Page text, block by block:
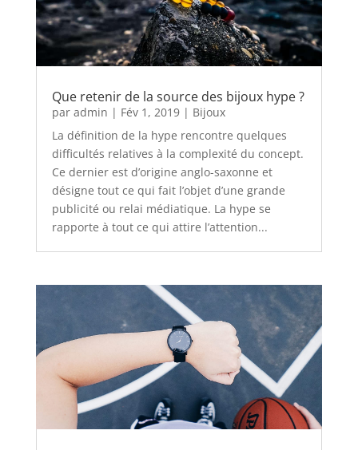
Que retenir de la source des bijoux hype ?
par admin | Fév 1, 2019| Bijoux
La définition de la hype rencontre quelques
difficultés relatives à la complexité du concept.
Ce dernier est d’origine anglo-saxonne et
désigne tout ce qui fait l’objet d’une grande
publicité ou relai médiatique. La hype se
rapporte à tout ce qui attire l’attention...